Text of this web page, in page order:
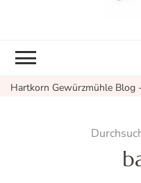
Hartkorn Gewürzmühle Blog